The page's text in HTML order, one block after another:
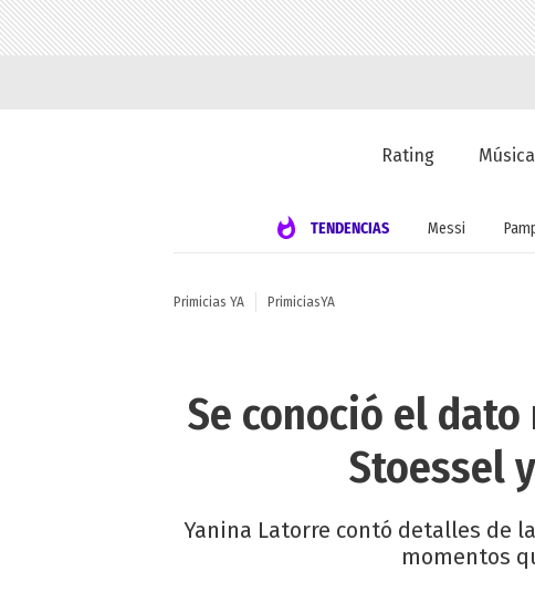
Rating Música
TENDENCIAS Messi
Primicias YA PrimiciasYA
Se conoció el
Stoessel
Yanina Latorre contó detalles de
momentos